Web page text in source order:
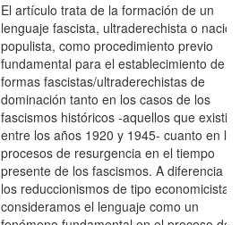
El artículo trata de la formación de un
lenguaje fascista, ultraderechista o
populista, como procedimiento previo
fundamental para el establecimiento de
formas fascistas/ultraderechistas de
dominación tanto en los casos de los
fascismos históricos -aquellos que
entre los años 1920 y 1945- cuanto en los
procesos de resurgencia en el tiempo
presente de los fascismos. A diferencia de
los reduccionismos de tipo economicistas
consideramos el lenguaje como un